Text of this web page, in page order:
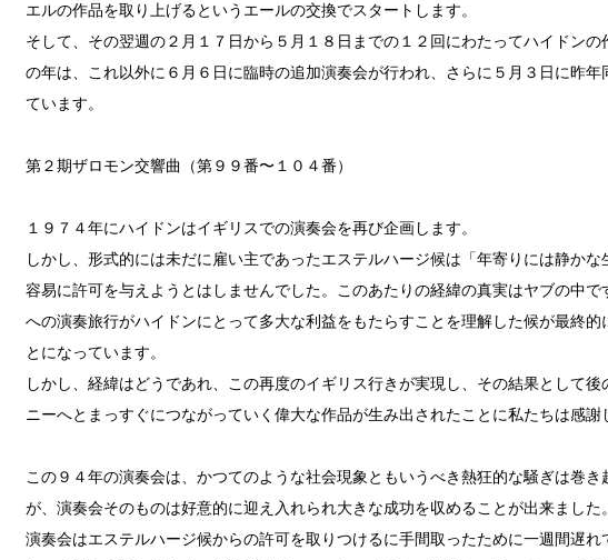
エルの作品を取り上げるというエールの交換でスタートします。
そして、その翌週の２月１７日から５月１８日までの１２回にわたってハイドンの
の年は、これ以外に６月６日に臨時の追加演奏会が行われ、さらに５月３日に昨
ています。
第２期ザロモン交響曲（第９９番〜１０４番）
１９７４年にハイドンはイギリスでの演奏会を再び企画します。
しかし、形式的には未だに雇い主であったエステルハージ候は「年寄りには静か
容易に許可を与えようとはしませんでした。このあたりの経緯の真実はヤブの中で
への演奏旅行がハイドンにとって多大な利益をもたらすことを理解した候が最終的
とになっています。
しかし、経緯はどうであれ、この再度のイギリス行きが実現し、その結果として後
ニーへとまっすぐにつながっていく偉大な作品が生み出されたことに私たちは感謝
この９４年の演奏会は、かつてのような社会現象ともいうべき熱狂的な騒ぎは巻き
が、演奏会そのものは好意的に迎え入れられ大きな成功を収めることが出来ました。
演奏会はエステルハージ候からの許可を取りつけるに手間取ったために一週間遅